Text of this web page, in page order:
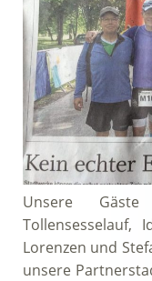
Unsere
Tollensesselauf,
Lorenzen und
unsere